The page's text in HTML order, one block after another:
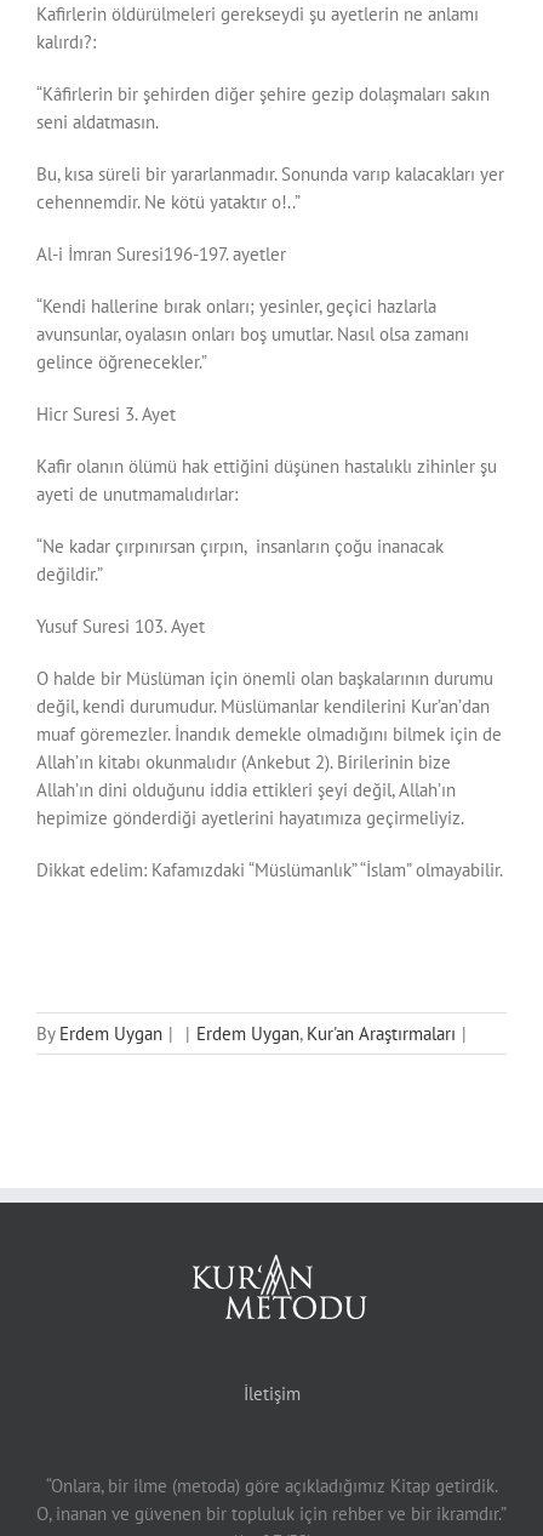
Kafirlerin öldürülmeleri gerekseydi şu ayetlerin ne anlamı
kalırdı?:
“Kâfirlerin bir şehirden diğer şehire gezip dolaşmaları sakın
seni aldatmasın.
Bu, kısa süreli bir yararlanmadır. Sonunda varıp kalacakları yer
cehennemdir. Ne kötü yataktır o!..”
Al-i İmran Suresi196-197. ayetler
“Kendi hallerine bırak onları; yesinler, geçici hazlarla
avunsunlar, oyalasın onları boş umutlar. Nasıl olsa zamanı
gelince öğrenecekler.”
Hicr Suresi 3. Ayet
Kafir olanın ölümü hak ettiğini düşünen hastalıklı zihinler şu
ayeti de unutmamalıdırlar:
“Ne kadar çırpınırsan çırpın, insanların çoğu inanacak
değildir.”
Yusuf Suresi 103. Ayet
O halde bir Müslüman için önemli olan başkalarının durumu
değil, kendi durumudur. Müslümanlar kendilerini Kur’an’dan
muaf göremezler. İnandık demekle olmadığını bilmek için de
Allah’ın kitabı okunmalıdır (Ankebut 2). Birilerinin bize
Allah’ın dini olduğunu iddia ettikleri şeyi değil, Allah’ın
hepimize gönderdiği ayetlerini hayatımıza geçirmeliyiz.
Dikkat edelim: Kafamızdaki “Müslümanlık” “İslam” olmayabilir.
By Erdem Uygan | | Erdem Uygan, Kur'an Araştırmaları |
İletişim
“Onlara, bir ilme (metoda) göre açıkladığımız Kitap getirdik.
O, inanan ve güvenen bir topluluk için rehber ve bir ikramdır.”